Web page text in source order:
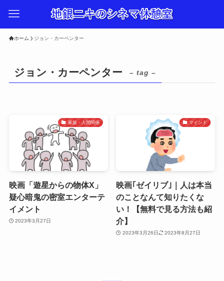
ホーム ジョン・カーペンター
ジョン・カーペンター – tag –
家族・人間関係
映画「遊星からの物体X」
疑心暗鬼の密室エンターテ
イメント
2023年3月27日
マインド
映画｢ゼイリブ｣｜人は本当
のことなんて知りたくな
い！【無料で見る方法も紹
介】
2023年3月26日 2023年8月27日